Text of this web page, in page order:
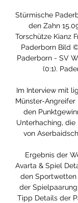
Stürmische
den Zahn
Torschütze Kianz
Paderborn Bild
Paderborn - SV
(0:1).
Im Interview mit
Münster-
den
Unterhaching,
von
Ergebnis der
Avarta & Spiel
den
der
Tipp Details der